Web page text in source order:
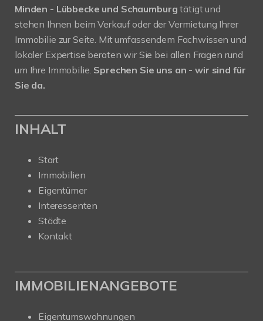
Minden - Lübbecke und Schaumburgtätigt und
stehen Ihnen beim Verkauf oder der Vermietung Ihrer
Immobilie zur Seite. Mit umfassendem Fachwissen und
lokaler Expertise beraten wir Sie bei allen Fragen rund
um Ihre Immobilie. Sprechen Sie uns an - wir sind für
Sie da.
INHALT
Start
Immobilien
Eigentümer
Interessenten
Städte
Kontakt
IMMOBILIENANGEBOTE
Eigentumswohnungen